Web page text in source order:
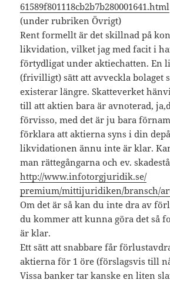
61589f801118cb2b7b280001641.html
(under rubriken Övrigt)
Rent formellt är det skillnad på
likvidation, vilket jag med facit i
förtydligat under aktiechatten. En
(frivilligt) sätt att avveckla bolaget
existerar längre. Skatteverket
till att aktien bara är avnoterad,
förvisso, med det är ju bara
förklara att aktierna syns i din
likvidationen ännu inte är klar.
man rättegångarna och ev.
http://www.infotorgjuridik.se/
premium/mittijuridiken/bransch/
Om det är så kan du inte dra av
du kommer att kunna göra det så
är klar.
Ett sätt att snabbare får
aktierna för 1 öre (förslagsvis till
Vissa banker tar kanske en liten